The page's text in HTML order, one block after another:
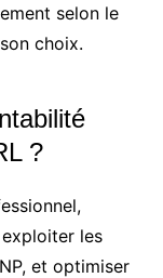
selon le
choix.
?
les
et optimiser